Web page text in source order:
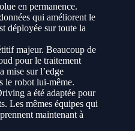
en permanence.
qui améliorent le
déployée sur toute la
majeur. Beaucoup de
pour le traitement
mise sur l’edge
le robot lui-même.
a été adaptée pour
Les mêmes équipes qui
maintenant à